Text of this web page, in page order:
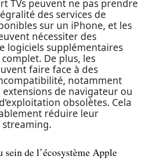
TVs peuvent ne pas prendre
des services de
sur un iPhone, et les
nécessiter des
logiciels supplémentaires
De plus, les
faire face à des
notamment
extensions de navigateur ou
obsolètes. Cela
réduire leur
streaming.
sein de l’écosystème Apple